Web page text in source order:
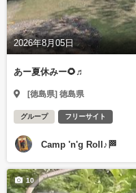
2026年8月05日
あー夏休みー🌻♬
[徳島県] 徳島県
グループ フリーサイト
Camp 'n'g Roll♪🏁
10